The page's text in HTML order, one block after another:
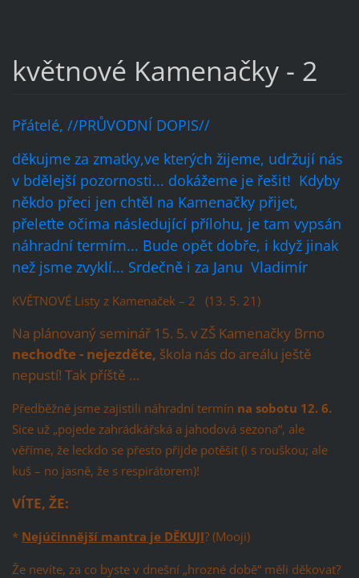
květnové Kamenačky - 2
Přátelé, //PRŮVODNÍ DOPIS//
děkujme za zmatky,ve kterých žijeme, udržují nás
v bdělejší pozornosti... dokážeme je řešit! Kdyby
někdo přeci jen chtěl na Kamenačky přijet,
přeleťte očima následující přílohu, je tam vypsán
náhradní termím... Bude opět dobře, i když jinak
než jsme zvyklí... Srdečně i za Janu Vladimír
KVĚTNOVÉ Listy z Kamenaček – 2 (13. 5. 21)
Na plánovaný seminář 15. 5. v ZŠ Kamenačky Brno
nechoďte - nejezděte, škola nás do areálu ještě
nepustí! Tak příště …
Předběžně jsme zajistili náhradní termín na sobotu 12. 6.
Sice už „pojede zahrádkářská a jahodová sezona“, ale
věříme, že leckdo se přesto přijde potěšit (i s rouškou; ale
kuš – no jasně, že s respirátorem)!
VÍTE, ŽE:
* Nejúčinnější mantra je DĚKUJI? (Mooji)
Že nevíte, za co byste v dnešní „hrozné době“ měli děkovat?